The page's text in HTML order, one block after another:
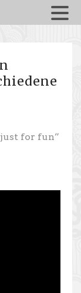
for fun”